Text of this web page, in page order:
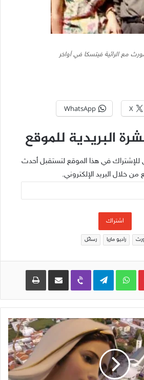
مع الرائية فيتسكا في أواخر
X
WhatsApp
البريدية للموقع
للإشتراك في هذا الموقع لتستقبل أحدث
من خلال البريد الإلكتروني.
اشتراك
راديو ماريا رسائل
Pinterest
WhatsApp
Telegram
Viber مشاركة عبر البريد طباعة